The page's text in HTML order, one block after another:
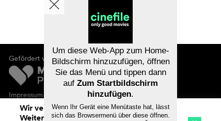
Gefördert von
Impressum
Datenschutz
Wir verwenden Cookies. Mit dem
Weitersurfen auf cinefile.ch stimmen Sie
Um diese Web-App zum Home-
Bildschirm hinzuzufügen, öffnen
Sie das Menü und tippen dann
auf Zum Startbildschirm
hinzufügen.
Wenn Ihr Gerät eine Menütaste hat, lässt
sich das Browsermenü über diese öffnen.